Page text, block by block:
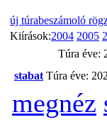
új túrabeszámoló
Kiírások:2004 2005
Túra éve:
stabat Túra éve:
megnéz